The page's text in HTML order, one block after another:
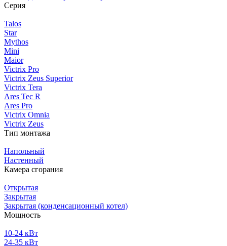
Серия
Talos
Star
Mythos
Mini
Maior
Victrix Pro
Victrix Zeus Superior
Victrix Tera
Ares Tec R
Ares Pro
Victrix Omnia
Victrix Zeus
Тип монтажа
Напольный
Настенный
Камера сгорания
Открытая
Закрытая
Закрытая (конденсационный котел)
Мощность
10-24 кВт
24-35 кВт